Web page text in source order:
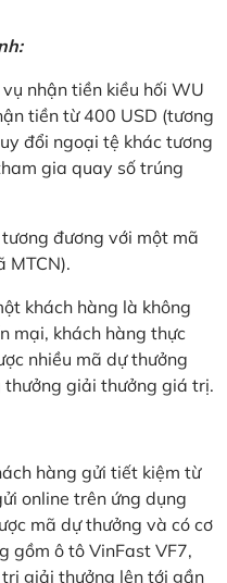
nhận tiền kiều hối WU
tiền từ 400 USD (tương
đổi ngoại tệ khác tương
gia quay số trúng
đương với một mã
MTCN).
khách hàng là không
mại, khách hàng thực
nhiều mã dự thưởng
giải thưởng giá trị.
hàng gửi tiết kiệm từ
online trên ứng dụng
mã dự thưởng và có cơ
gồm ô tô VinFast VF7,
giải thưởng lên tới gần